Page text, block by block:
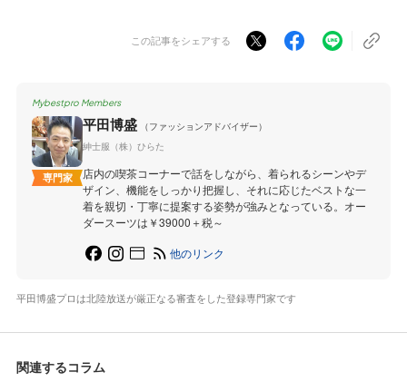
この記事をシェアする
Mybestpro Members
専門家
平田博盛
（ファッションアドバイザー）
紳士服（株）ひらた
店内の喫茶コーナーで話をしながら、着られるシーンやデ
ザイン、機能をしっかり把握し、それに応じたベストな一
着を親切・丁寧に提案する姿勢が強みとなっている。オー
ダースーツは￥39000＋税～
他のリンク
平田博盛プロは北陸放送が厳正なる審査をした登録専門家です
関連するコラム